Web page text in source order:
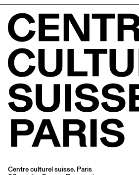
Centre culturel suisse. Paris